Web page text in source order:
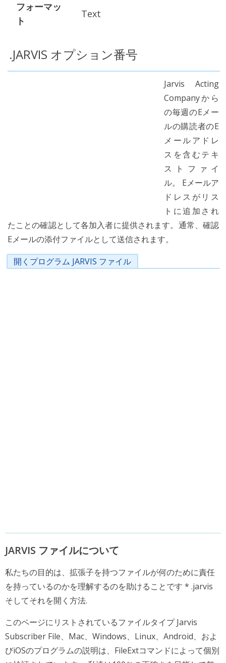
フォーマッ
ト
Text
.JARVIS オプション番号
Jarvis Acting
Companyから
の毎週のEメー
ルの購読者のE
メールアドレ
スを含むテキ
ストファイ
ル。 Eメールア
ドレスがリス
トに追加され
たことの確認として各加入者に提供されます。通常、確認
Eメールの添付ファイルとして送信されます。
開くプログラム JARVIS ファイル
JARVIS ファイルについて
私たちの目的は、拡張子を持つファイルが何のために責任
を持っているのかを理解するのを助けることです * .jarvis
そしてそれを開く方法.
このページにリストされているファイルタイプ Jarvis
Subscriber File、Mac、Windows、Linux、Android、およ
びiOSのプログラムの説明は、FileExtコマンドによって個別